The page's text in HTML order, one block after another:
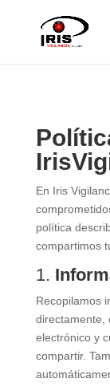
En Iris
política
compartimos
1.
Recopilamos
directamente,
electrónico y
compartir.